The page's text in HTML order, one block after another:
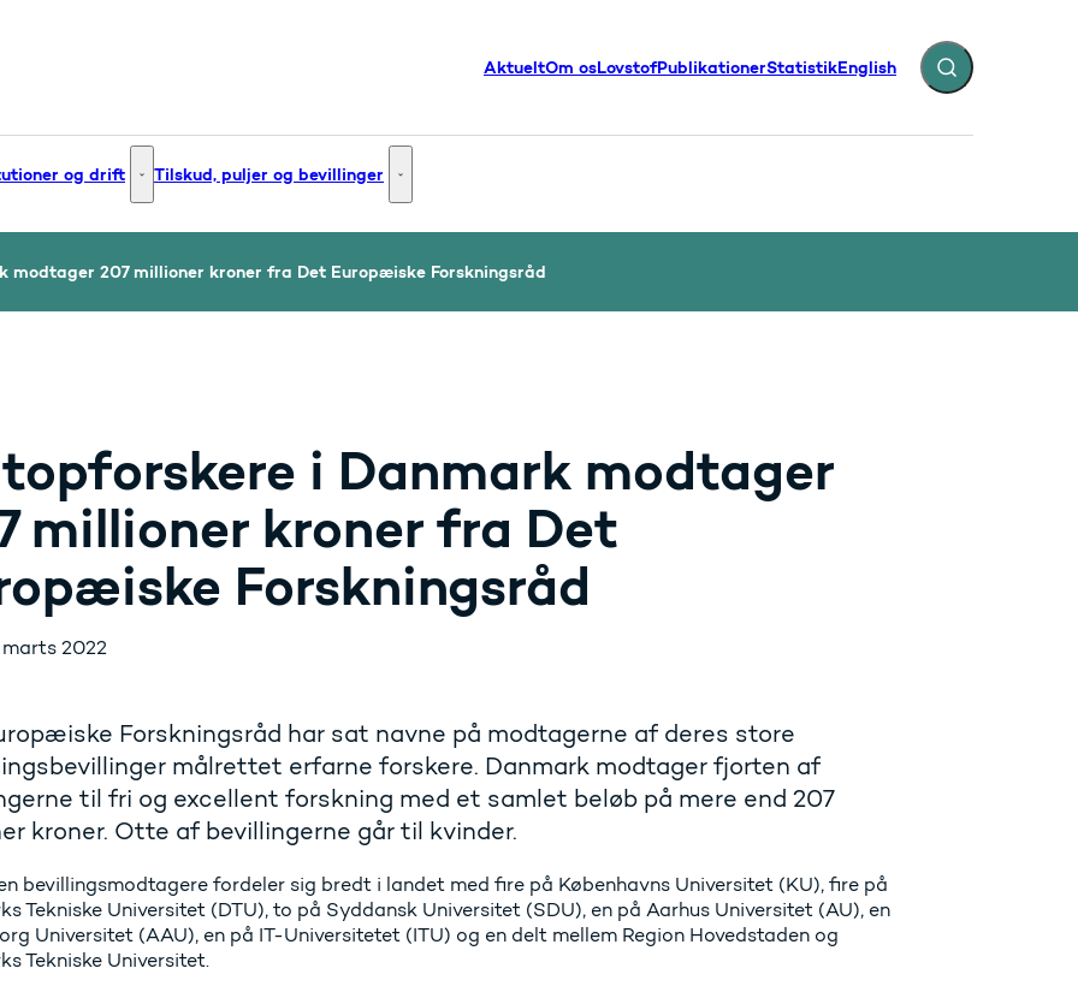
AktueltOm osLovstofPublikationerStatistikEnglish Fold søgefelt ud
og innovation - Flere links
og drift Institutioner og drift - Flere links
Tilskud, puljer og bevillinger Tilskud, puljer og bevillinger - Flere links
modtager 207 millioner kroner fra Det Europæiske Forskningsråd
i Danmark modtager
millioner kroner fra Det
Forskningsråd
marts 2022
Forskningsråd har sat navne på modtagerne af deres store
målrettet erfarne forskere. Danmark modtager fjorten af
til fri og excellent forskning med et samlet beløb på mere end 207
kroner. Otte af bevillingerne går til kvinder.
bevillingsmodtagere fordeler sig bredt i landet med fire på Københavns Universitet (KU), fire på
Tekniske Universitet (DTU), to på Syddansk Universitet (SDU), en på Aarhus Universitet (AU), en
Universitet (AAU), en på IT-Universitetet (ITU) og en delt mellem Region Hovedstaden og
Tekniske Universitet.